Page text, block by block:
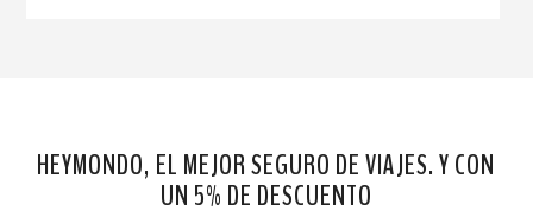
HEYMONDO, EL MEJOR SEGURO DE VIAJES. Y CON
UN 5% DE DESCUENTO